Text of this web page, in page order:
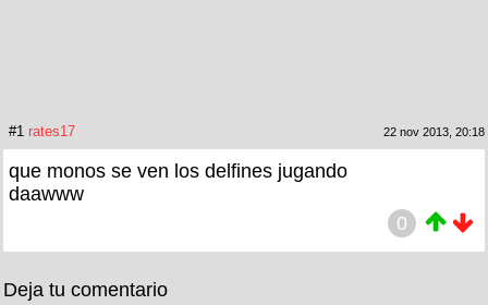
#1 rates17 22 nov 2013, 20:18
que monos se ven los delfines jugando
daawww
0
Deja tu comentario